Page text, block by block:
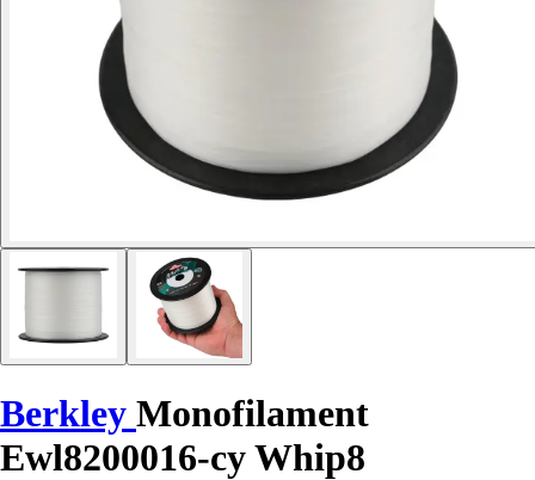
Berkley Monofilament
Ewl8200016-cy Whip8